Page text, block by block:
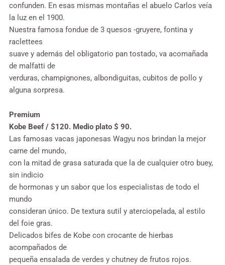
confunden. En esas mismas montañas el abuelo Carlos veía
la luz en el 1900.
Nuestra famosa fondue de 3 quesos -gruyere, fontina y
raclettees
suave y además del obligatorio pan tostado, va acomañada
de malfatti de
verduras, champignones, albondiguitas, cubitos de pollo y
alguna sorpresa.
Premium
Kobe Beef / $120. Medio plato $ 90.
Las famosas vacas japonesas Wagyu nos brindan la mejor
carne del mundo,
con la mitad de grasa saturada que la de cualquier otro buey,
sin indicio
de hormonas y un sabor que los especialistas de todo el
mundo
consideran único. De textura sutil y aterciopelada, al estilo
del foie gras.
Delicados bifes de Kobe con crocante de hierbas
acompañados de
pequeña ensalada de verdes y chutney de frutos rojos.